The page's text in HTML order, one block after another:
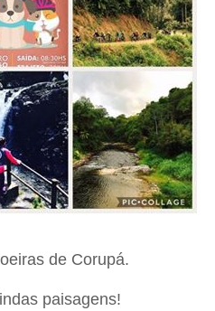
de Corupá.
paisagens!